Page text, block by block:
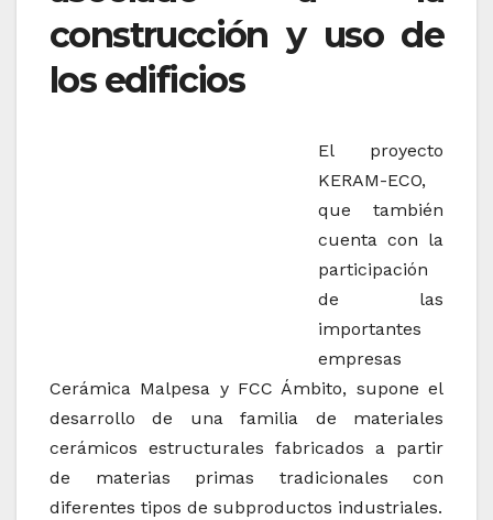
construcción y uso de
los edificios
El proyecto
KERAM-ECO,
que también
cuenta con la
participación
de las
importantes
empresas
Cerámica Malpesa y FCC Ámbito, supone el
desarrollo de una familia de materiales
cerámicos estructurales fabricados a partir
de materias primas tradicionales con
diferentes tipos de subproductos industriales.